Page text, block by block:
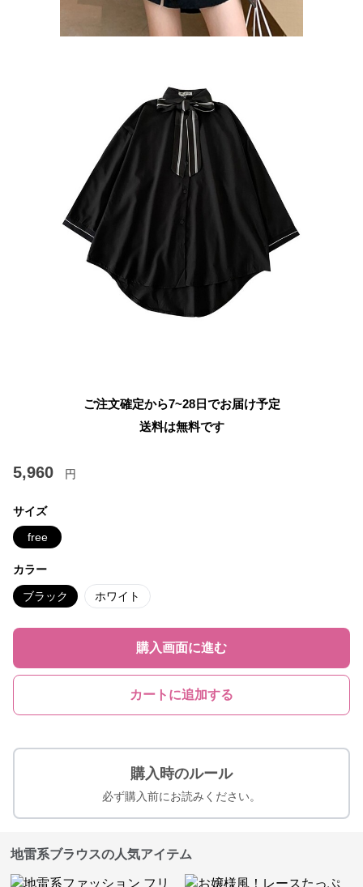
ご注文確定から7~28日でお届け予定
送料は無料です
5,960 円
サイズ
free
カラー
ブラック ホワイト
購入画面に進む
カートに追加する
購入時のルール
必ず購入前にお読みください。
地雷系ブラウスの人気アイテム